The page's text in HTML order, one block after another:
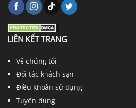
LIÊN KẾT TRANG
Về chúng tôi
Đối tác khách sạn
Điều khoản sử dụng
Tuyển dụng